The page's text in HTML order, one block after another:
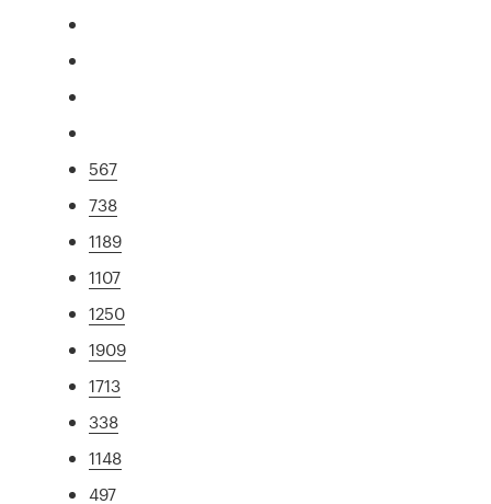
567
738
1189
1107
1250
1909
1713
338
1148
497